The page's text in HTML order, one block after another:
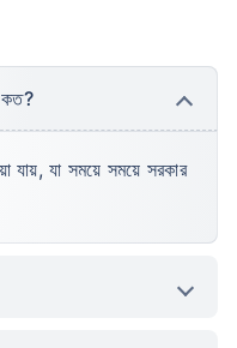
কত?
যায়, যা সময়ে সময়ে সরকার